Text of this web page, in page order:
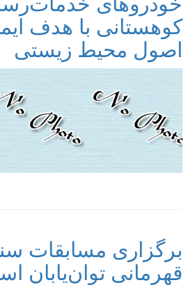
کوهستانی با هدف
اصول محیط زیستی
برگزاری مسابقات
قهرمانی توان‌یابان